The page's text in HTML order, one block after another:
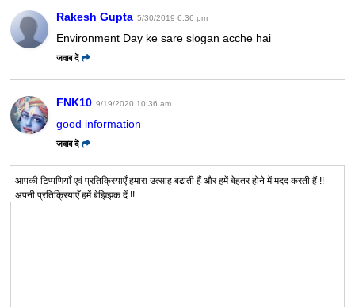
Rakesh Gupta 5/30/2019 6:36 pm
Environment Day ke sare slogan acche hai
जवाब दें
FNK10 9/19/2020 10:36 am
good information
जवाब दें
आपकी टिप्पणियाँ एवं प्रतिक्रियाएँ हमारा उत्साह बढाती हैं और हमें बेहतर होने में मदद करती हैं !!
अपनी प्रतिक्रियाएँ हमें बेझिझक दें !!